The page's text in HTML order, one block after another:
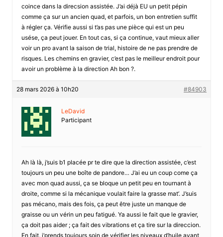
coince dans la direcsion assistée. J’ai déjà EU un petit pépin
comme ça sur un ancien quad, et parfois, un bon entretien suffit
à régler ça. Vérifie aussi si t’as pas une pièce qui est un peu
usése, ça peut jouer. En tout cas, si ça continue, vaut mieux aller
voir un pro avant la saison de trial, histoire de ne pas prendre de
risques. Les chemins en gravier, c’est pas le meilleur endroit pour
avoir un problème à la direction Ah bon ?.
28 mars 2026 à 10h20 #84903
LeDavid
Participant
Ah là là, j’suis b1 placée pr te dire que la direction assistée, c’est
toujours un peu une boîte de pandore… J’ai eu un coup come ça
avec mon quad aussi, ça se bloque un petit peu en tournant à
droite, comme si la mécanique voulait faire la grasse mat’. J’suis
pas mécano, mais des fois, ça peut être juste un manque de
graisse ou un vérin un peu fatigué. Ya aussi le fait que le gravier,
ça doit pas aider ; ça fait des vibrations et ça tire sur la direccion.
En fait, j’prends toujours soin de vérifier les niveaux d’huile avant